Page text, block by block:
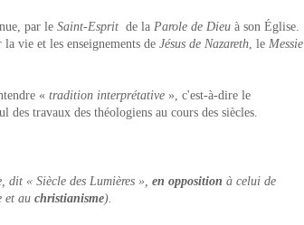
par le Saint-Esprit de la Parole de Dieu à son Église.
vie et les enseignements de Jésus de Nazareth, le Messie
« tradition interprétative », c'est-à-dire le
travaux des théologiens au cours des siècles.
dit « Siècle des Lumières », en opposition à celui de
et au christianisme).